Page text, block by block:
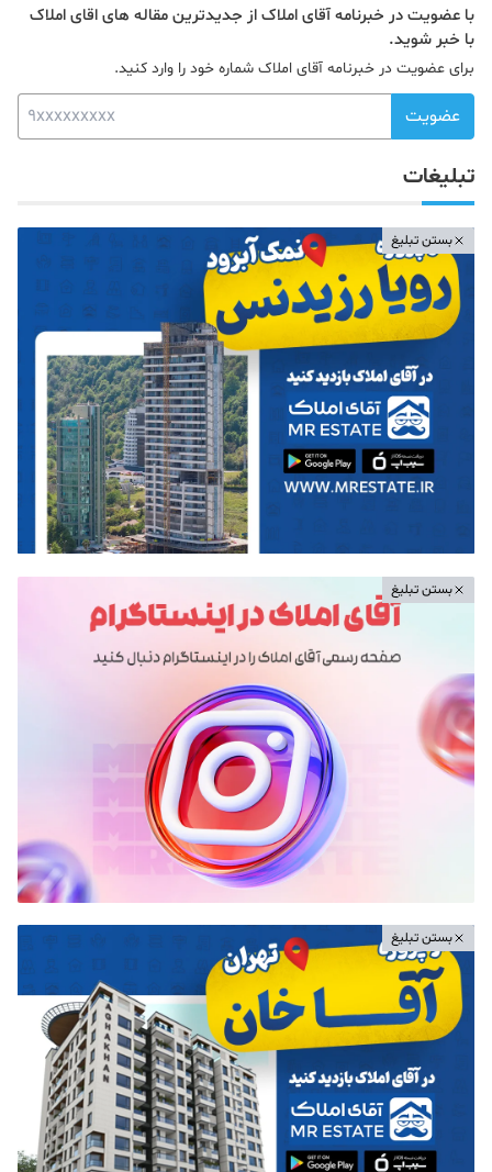
با عضویت در خبرنامه آقای املاک از جدیدترین مقاله های اقای املاک
با خبر شوید.
برای عضویت در خبرنامه آقای املاک شماره خود را وارد کنید.
عضویت
تبلیغات
بستن تبلیغ
بستن تبلیغ
بستن تبلیغ